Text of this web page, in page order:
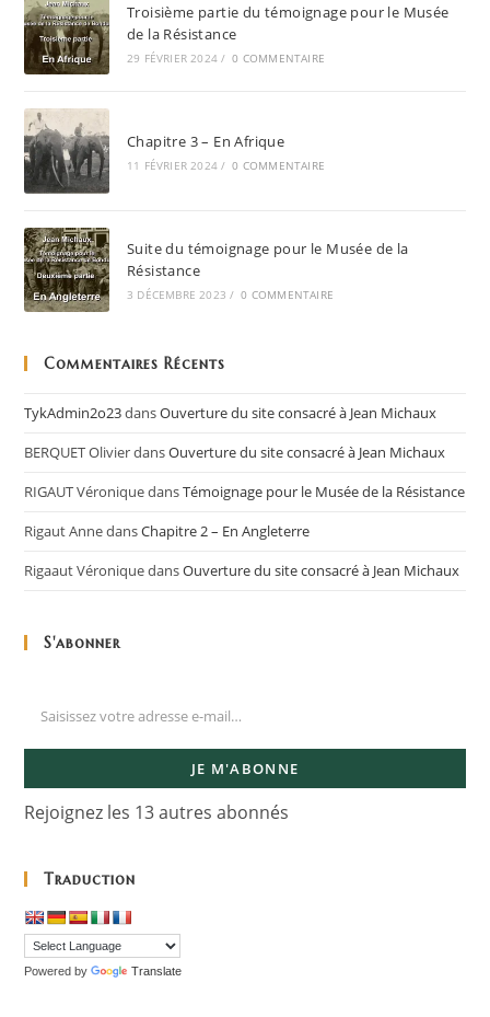
Troisième partie du témoignage pour le Musée
de la Résistance
29 FÉVRIER 2024 / 0 COMMENTAIRE
Chapitre 3 – En Afrique
11 FÉVRIER 2024 / 0 COMMENTAIRE
Suite du témoignage pour le Musée de la
Résistance
3 DÉCEMBRE 2023 / 0 COMMENTAIRE
Commentaires Récents
TykAdmin2o23dansOuverture du site consacré à Jean Michaux
BERQUET OlivierdansOuverture du site consacré à Jean Michaux
RIGAUT VéroniquedansTémoignage pour le Musée de la Résistance
Rigaut AnnedansChapitre 2 – En Angleterre
Rigaaut VéroniquedansOuverture du site consacré à Jean Michaux
S'abonner
JE M'ABONNE
Rejoignez les 13 autres abonnés
Traduction
Powered by Translate